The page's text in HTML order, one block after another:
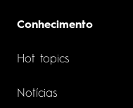
Conhecimento
Hot topics
Notícias